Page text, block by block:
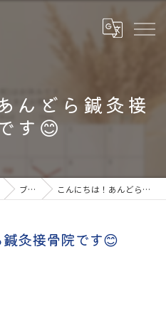
んどら鍼灸接
す😊
ブログ こんにちは！あんどら鍼灸接骨院です😊
灸接骨院です😊